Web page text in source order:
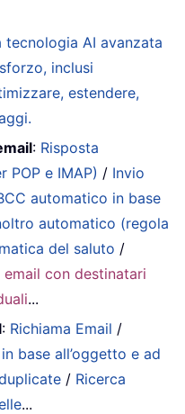
tecnologia AI avanzata
inclusi
estendere,
: Risposta
POP e IMAP) / Invio
automatico in base
automatico (regola
del saluto /
con destinatari
...
: Richiama Email /
base all’oggetto e ad
/ Ricerca
...